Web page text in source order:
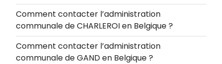
Comment contacter l’administration
communale de CHARLEROI en Belgique ?
Comment contacter l’administration
communale de GAND en Belgique ?